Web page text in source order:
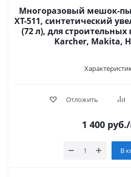
Многоразовый мешок-
XT-511, синтетический
(72 л), для строительных
Karcher, Makita,
Отложить
1 400 руб.
В